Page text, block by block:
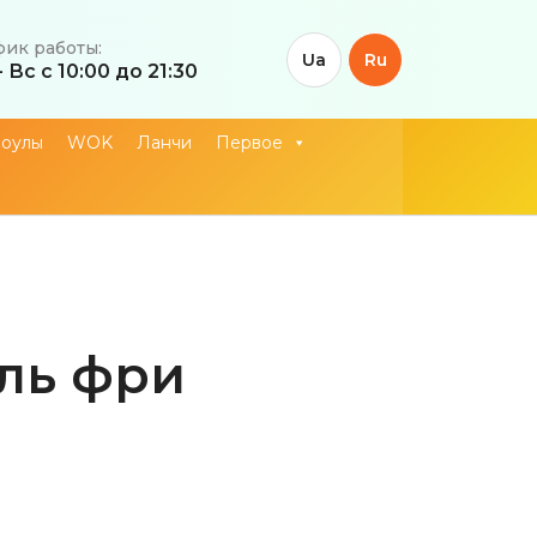
работы:
Вс с 10:00 до 21:30 Ua Ru
WOK Ланчи Первое
фри